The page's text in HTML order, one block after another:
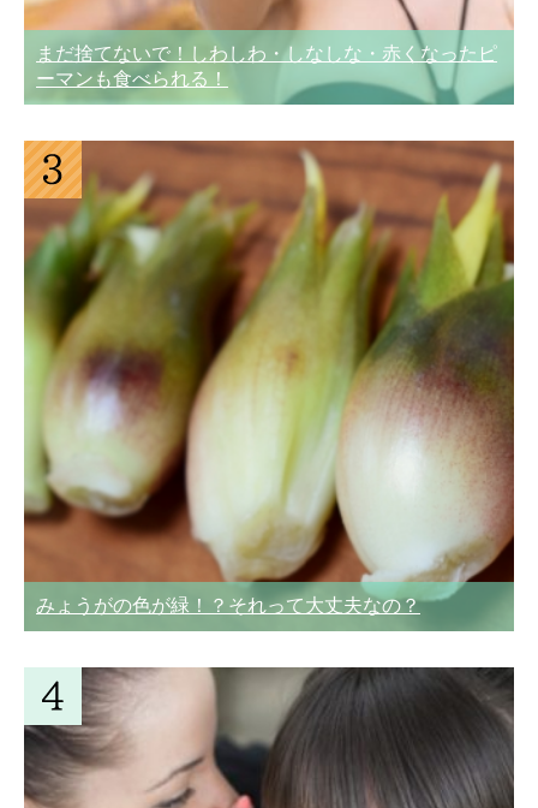
まだ捨てないで！しわしわ・しなしな・赤くなったピ
ーマンも食べられる！
みょうがの色が緑！？それって大丈夫なの？